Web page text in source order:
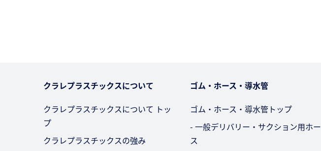
クラレプラスチックスについて
クラレプラスチックスについて トッ
プ
クラレプラスチックスの強み
ゴム・ホース・導水管
ゴム・ホース・導水管トップ
- 一般デリバリー・サクション用ホー
ス